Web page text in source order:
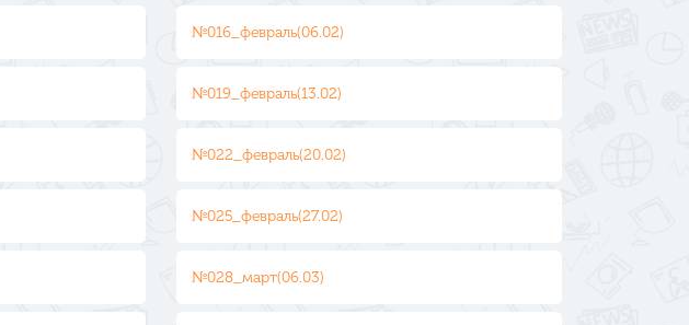
№016_февраль(06.02)
№019_февраль(13.02)
№022_февраль(20.02)
№025_февраль(27.02)
№028_март(06.03)